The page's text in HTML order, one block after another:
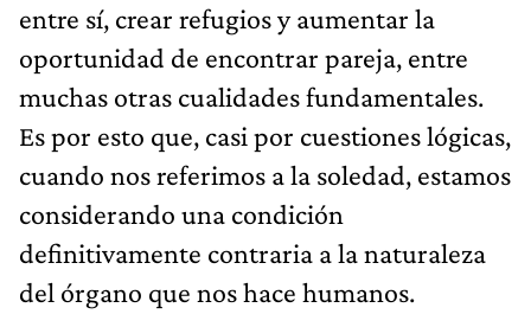
entre sí, crear refugios y aumentar la
oportunidad de encontrar pareja, entre
muchas otras cualidades fundamentales.
Es por esto que, casi por cuestiones lógicas,
cuando nos referimos a la soledad, estamos
considerando una condición
definitivamente contraria a la naturaleza
del órgano que nos hace humanos.